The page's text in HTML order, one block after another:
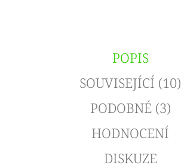
POPIS
SOUVISEJÍCÍ (10)
PODOBNÉ (3)
HODNOCENÍ
DISKUZE